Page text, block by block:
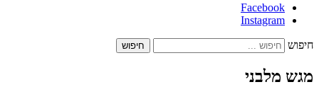
Facebook
Instagram
חיפוש
מגש מלבני